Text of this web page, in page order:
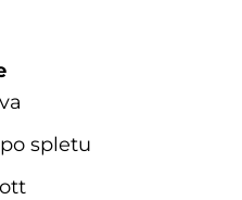
spletu